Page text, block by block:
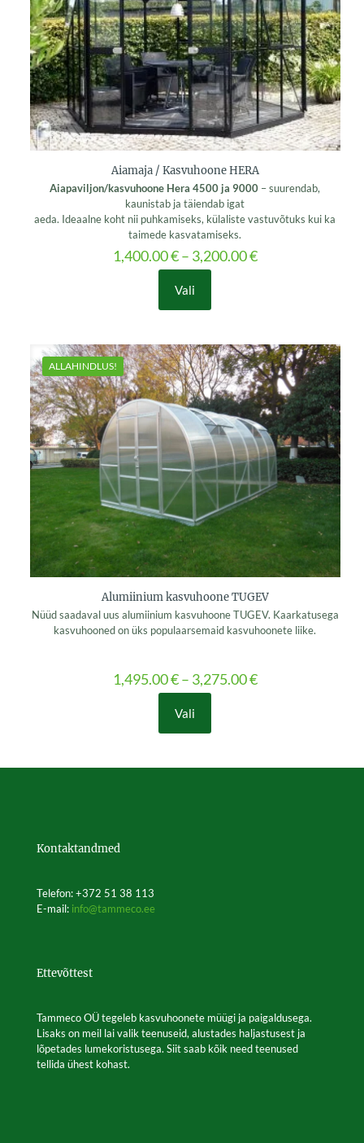
chosen
on
the
product
page
Aiamaja / Kasvuhoone HERA
Aiapaviljon/kasvuhoone Hera 4500 ja 9000 – suurendab,
kaunistab ja täiendab igat
aeda. Ideaalne koht nii puhkamiseks, külaliste vastuvõtuks kui ka
taimede kasvatamiseks.
1,400.00€– 3,200.00€
Vali
This
product
multiple
variants.
The
options
may
be
chosen
the
product
page
ALLAHINDLUS!
Alumiinium kasvuhoone TUGEV
Nüüd saadaval uus alumiinium kasvuhoone TUGEV. Kaarkatusega
kasvuhooned on üks populaarsemaid kasvuhoonete liike.
1,495.00€– 3,275.00€
Vali
This
product
multiple
Kontaktandmed
Telefon: +372 51 38 113
E-mail: info@tammeco.ee
Ettevõttest
Tammeco OÜ tegeleb kasvuhoonete müügi ja paigaldusega.
Lisaks on meil lai valik teenuseid, alustades haljastusest ja
lõpetades lumekoristusega. Siit saab kõik need teenused
tellida ühest kohast.